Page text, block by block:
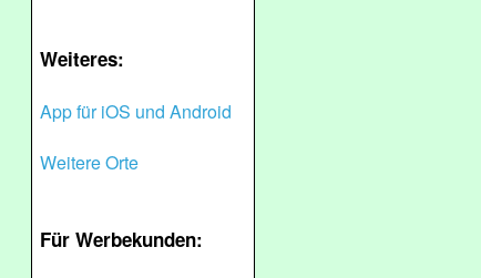
Weiteres:
App für iOS und Android
Weitere Orte
Für Werbekunden: